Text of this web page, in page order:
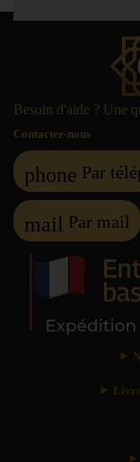
Besoin d'aide ? Une
Contactez-nous
phone Par
mail Par mail